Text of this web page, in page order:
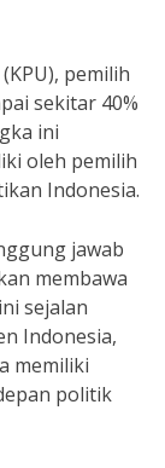
pemilih
sekitar 40%
ini
oleh pemilih
Indonesia.
jawab
membawa
sejalan
Indonesia,
memiliki
politik